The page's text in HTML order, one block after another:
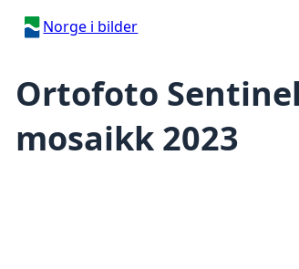
Norge i bilder
Ortofoto
mosaikk 2023